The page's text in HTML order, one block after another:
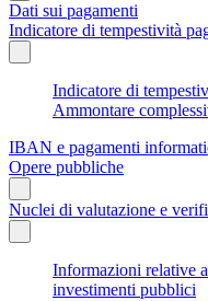
Dati sui pagamenti
Indicatore di tempestività
Indicatore di
Ammontare
IBAN e pagamenti
Opere pubbliche
Nuclei di valutazione e
Informazioni relative
investimenti pubblici